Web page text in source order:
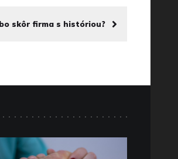
skôr firma s históriou?